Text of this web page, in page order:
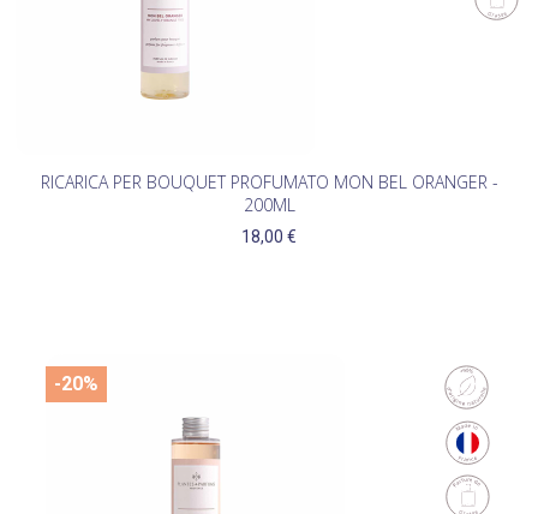
RICARICA PER BOUQUET PROFUMATO MON BEL ORANGER -
200ML
18,00 €
-20%